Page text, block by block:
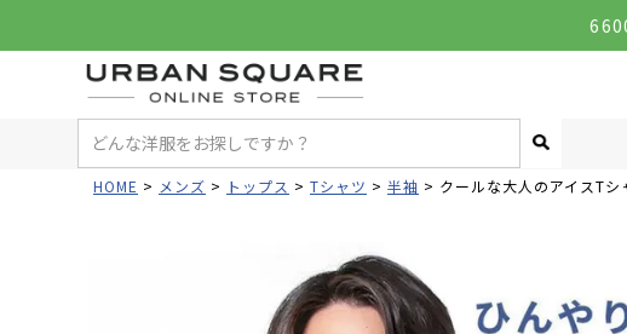
HOME メンズ トップス Tシャツ 半袖 クールな大人のアイスTシ